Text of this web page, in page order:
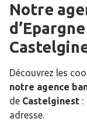
Notre
d’Epargne
Découvrez les
notre agence
de Castelginest :
adresse.